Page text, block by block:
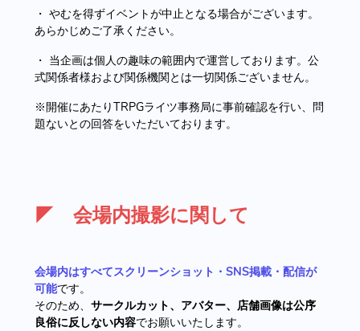
・ やむを得ずイベントが中止となる場合がございます。
あらかじめご了承ください。
・ 当企画は個人の趣味の範囲内で運営しております。公
式関係者様および関係機関とは一切関係ございません。
※開催にあたりTRPGライツ事務局に事前確認を行い、問
題ないとの回答をいただいております。
◤ 会場内撮影に関して
会場内はすべてスクリーンショット・SNS掲載・配信が
可能です。
そのため、 サークルカット、アバター、店舗画像は公序
良俗に反しない内容でお願いいたします。